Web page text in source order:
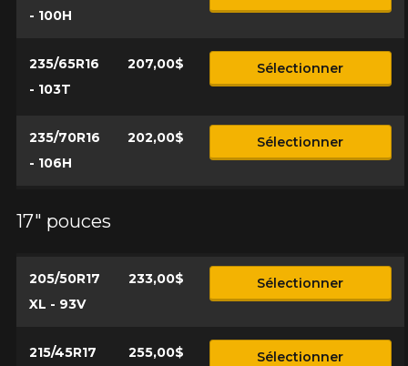
- 100H
235/65R16
- 103T
207,00$ Sélectionner
235/70R16
- 106H
202,00$ Sélectionner
17" pouces
205/50R17
XL - 93V
233,00$ Sélectionner
215/45R17
255,00$ Sélectionner